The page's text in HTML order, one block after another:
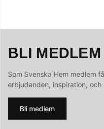
BLI MEDLEM
Som Svenska Hem medlem
erbjudanden, inspiration,
Bli medlem